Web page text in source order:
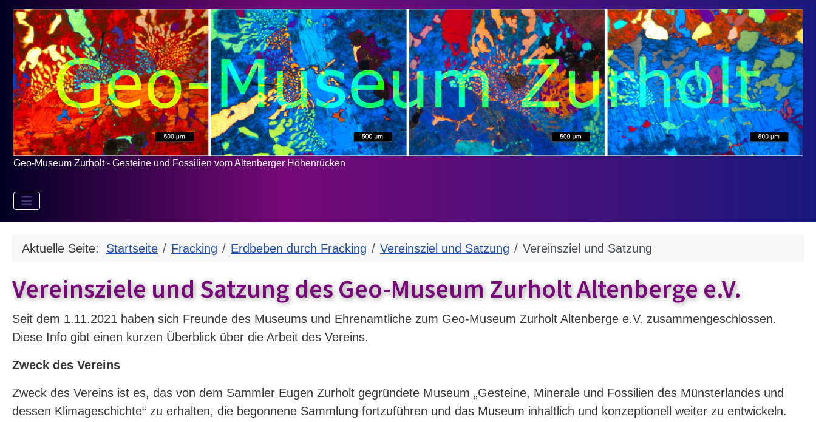
Geo-Museum Zurholt - Gesteine und Fossilien vom Altenberger Höhenrücken
Aktuelle Seite: Startseite Fracking Erdbeben durch Fracking Vereinsziel und Satzung Vereinsziel und Satzung
Vereinsziele und Satzung des Geo-Museum Zurholt Altenberge e.V.
Seit dem 1.11.2021 haben sich Freunde des Museums und Ehrenamtliche zum Geo-Museum Zurholt Altenberge e.V. zusammengeschlossen.
Diese Info gibt einen kurzen Überblick über die Arbeit des Vereins.
Zweck des Vereins
Zweck des Vereins ist es, das von dem Sammler Eugen Zurholt gegründete Museum „Gesteine, Minerale und Fossilien des Münsterlandes und
dessen Klimageschichte“ zu erhalten, die begonnene Sammlung fortzuführen und das Museum inhaltlich und konzeptionell weiter zu entwickeln.